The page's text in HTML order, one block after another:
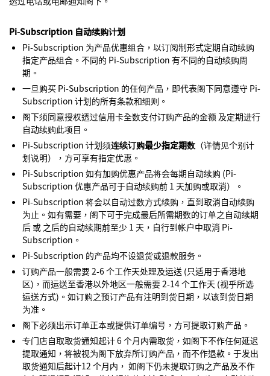
Pi-Subscription 自动续购计划
Pi-Subscription 为产品优惠组合，以订阅制形式定期自动续购
指定产品组合。不同的 Pi-Subscription 有不同的自动续购周
期。
一旦购买 Pi-Subscription 的任何产品，即代表阁下同意遵守 Pi-
Subscription 计划的所有条款和细则。
阁下须同意授权透过信用卡全数支付订购产品的金额 及定期进行
自动续购此项目。
Pi-Subscription 计划须连续订购最少指定期数 （详情见个别计
划说明），方可享有指定优惠。
Pi-Subscription 如有加购优惠产品将会每期自动续购 (Pi-
Subscription 优惠产品可于自动续购前 1 天加购或取消）。
Pi-Subscription 将会以自动过数方式续购，直到取消自动续购
为止。如有需要，阁下可于完成最后所需期数的订单之自动续期
后 或 之后的自动续期前至少 1 天，自行到帐户中取消 Pi-
Subscription。
Pi-Subscription 的产品均不设退货或退款服务。
订购产品一般需要 2-6 个工作天处理及运送 (只适用于香港地
区)，而运送至香港以外地区一般需要 2-14 个工作天 (视乎所选
运送方式)。如订购之预订产品有注明到货日期，以该到货日期
为准。
阁下必须出示订单正本或提供订单编号，方可提取订购产品。
专门店自取取货通知起计 6 个月内需取货，如阁下不作任何延迟
提取通知，将被视为阁下放弃所订购产品，而不作退款。于发出
取货通知后起计12 个月内， 如阁下仍未提取订购之产品及不作